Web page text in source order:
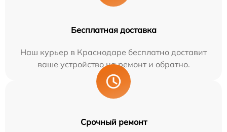
Бесплатная доставка
Наш курьер в Краснодаре бесплатно доставит
ваше устройство на ремонт и обратно.
Срочный ремонт